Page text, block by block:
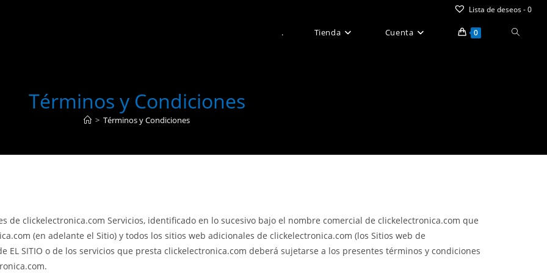
Lista de deseos -0
. Tienda Cuenta 0 Alternar
web
Términos y Condiciones
> Términos y Condiciones
de clickelectronica.com Servicios, identificado en lo sucesivo bajo el nombre comercial de clickelectronica.com que
(en adelante el Sitio) y todos los sitios web adicionales de clickelectronica.com (los Sitios web de
EL SITIO o de los servicios que presta clickelectronica.com deberá sujetarse a los presentes términos y condiciones